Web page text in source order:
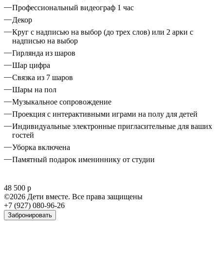
Профессиональный видеограф 1 час
Декор
Круг с надписью на выбор (до трех слов) или 2 арки с
надписью на выбор
Гирлянда из шаров
Шар цифра
Связка из 7 шаров
Шары на пол
Музыкальное сопровождение
Проекция с интерактивными играми на полу для детей
Индивидуальные электронные пригласительные для ваших
гостей
Уборка включена
Памятный подарок имениннику от студии
48 500 р
©2026 Дети вместе. Все права защищены
+7 (927) 080-96-26
Забронировать